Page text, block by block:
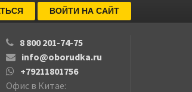
ВОЙТИ НА САЙТ
8 800 201-74-75
info@oborudka.ru
+79211801756
Офис в Китае: